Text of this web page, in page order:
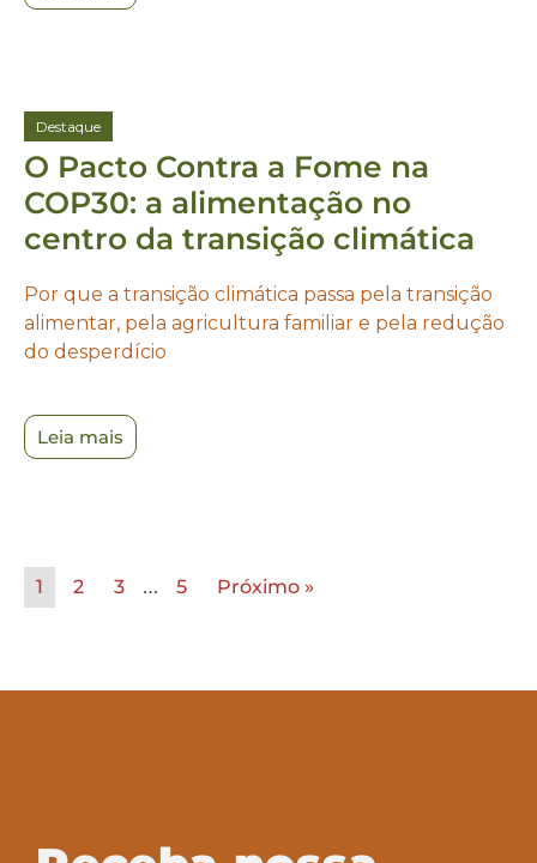
Destaque
O Pacto Contra a Fome na
COP30: a alimentação no
centro da transição climática
Por que a transição climática passa pela transição
alimentar, pela agricultura familiar e pela redução
do desperdício
Leia mais
1 2 3 … 5 Próximo »